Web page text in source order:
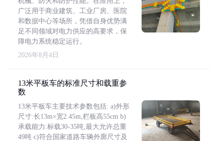
广泛用于商业建筑、工业厂房、医院
和数据中心等场所，凭借自身优势满
足不同领域对电力供应的高要求，保
障电力系统稳定运行。
2026年8月4日
13米平板车的标准尺寸和载重参
数
13米平板车主要技术参数包括: a)外形
尺寸:长13m×宽2.45m,栏板高55cm b)
承载能力:标载30-35吨,最大允许总重
49吨 c)符合国家道路车辆外廓尺寸及